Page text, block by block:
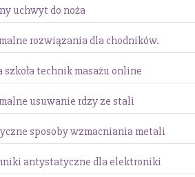
uchwyt do noża
rozwiązania dla chodników.
szkoła technik masażu online
usuwanie rdzy ze stali
sposoby wzmacniania metali
antystatyczne dla elektroniki